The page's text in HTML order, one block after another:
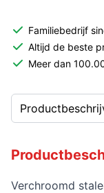
Familiebedrijf
Altijd de beste
Meer dan
Verchroomd